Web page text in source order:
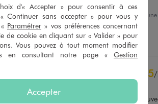
0
Avis du 05/04/2026 , suite à
18/03/2026
Martine J.
Utile(0) Signaler
5/
Avis vérifié et récompensé
Mon fils est ravi de son
d'« Accepter » pour consentir à ces
Continuer sans accepter » pour vous y
Paramétrer » vos préférences concernant
de cookie en cliquant sur « Valider » pour
Vous pouvez à tout moment modifier
en consultant notre page « Gestion
Accepter